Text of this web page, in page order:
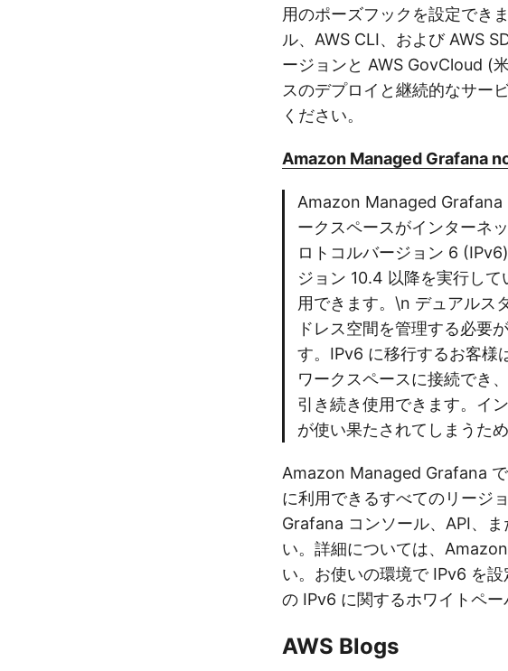
用のポーズフックを設定でき
ル、AWS CLI、および AWS
ージョンと AWS GovCloud (
スのデプロイと継続的なサー
ください。
Amazon Managed Grafana
Amazon Managed Grafana
ークスペースがインターネ
ロトコルバージョン 6
ジョン 10.4 以降を実行し
用できます。\n デュアルス
ドレス空間を管理する必要
す。IPv6 に移行するお客様
ワークスペースに接続でき
引き続き使用できます。イ
が使い果たされてしまうた
Amazon Managed Grafana
に利用できるすべてのリージ
Grafana コンソール、API、
い。詳細については、
い。お使いの環境で IPv6 を
の IPv6 に関するホワイトペー
AWS Blogs